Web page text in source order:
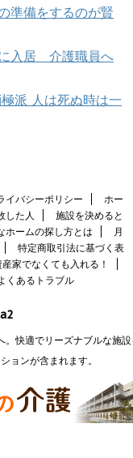
準備をするのが賢
入居 介護職員へ
派 人は死ぬ時は一
イバシーポリシー
ホー
した人
施設を決めると
ホームの探し方とは
月
特定商取引法に基づく表
家でなくても入れる！
くあるトラブル
。快適でリーズナブルな施
ョンが含まれます。